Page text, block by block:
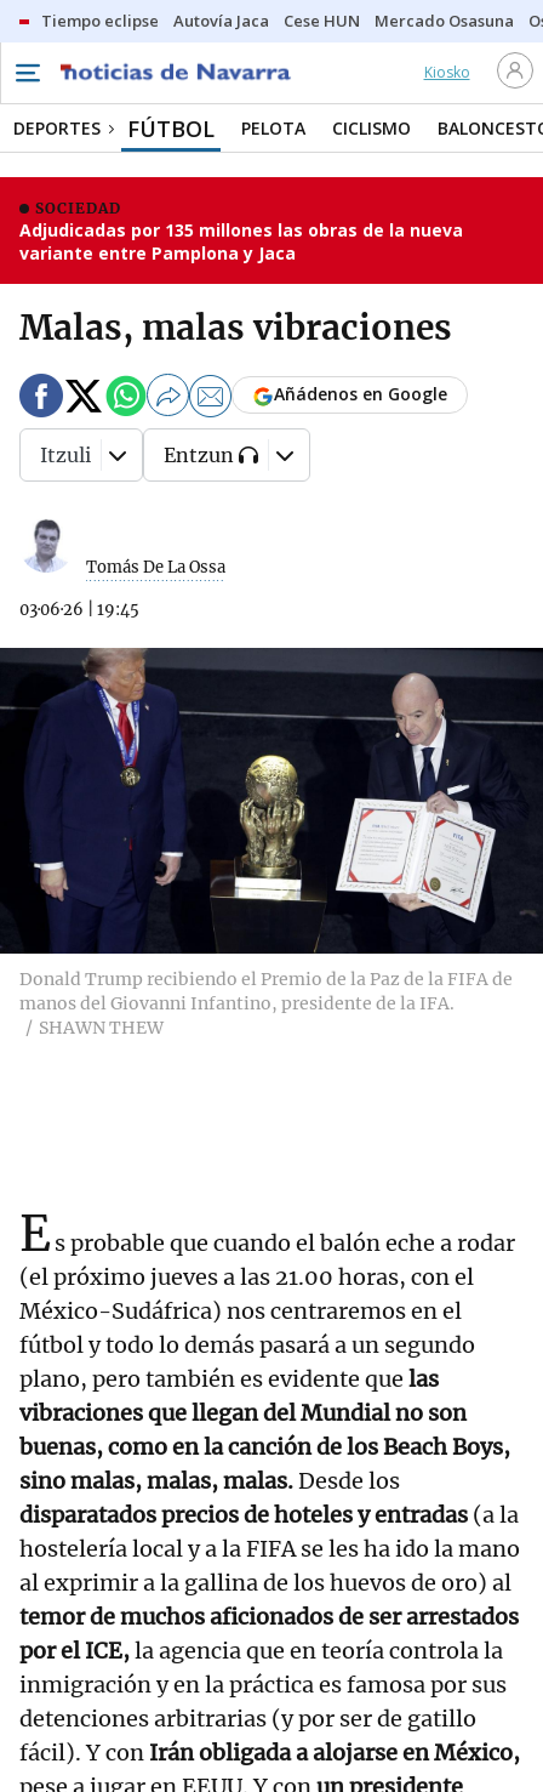
Tiempo eclipse Autovía Jaca Cese HUN Mercado Osasuna
Kiosko
DEPORTES FÚTBOL PELOTA CICLISMO
SOCIEDAD
Adjudicadas por 135 millones las obras de la nueva
variante entre Pamplona y Jaca
Malas, malas vibraciones
Tomás De La Ossa
03·06·26 19:45
Añádenos en Google
Itzuli Entzun
Donald Trump recibiendo el Premio de la Paz de la FIFA de
manos del Giovanni Infantino, presidente de la IFA.
SHAWN THEW
Es probable que cuando el balón eche a rodar
(el próximo jueves a las 21.00 horas, con el
México-Sudáfrica) nos centraremos en el
fútbol y todo lo demás pasará a un segundo
plano, pero también es evidente que las
vibraciones que llegan del Mundial no son
buenas, como en la canción de los Beach Boys,
sino malas, malas, malas.Desde los
disparatados precios de hoteles y entradas (a la
hostelería local y a la FIFA se les ha ido la mano
al exprimir a la gallina de los huevos de oro) al
temor de muchos aficionados de ser arrestados
por el ICE,la agencia que en teoría controla la
inmigración y en la práctica es famosa por sus
detenciones arbitrarias (y por ser de gatillo
fácil). Y con Irán obligada a alojarse en México,